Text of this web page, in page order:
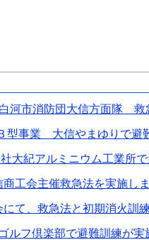
白河市消防団大信方面隊 救
型事業 大信やまゆりで避
大紀アルミニウム工業所
商工会主催救急法を実施しま
て、救急法と初期消火訓
ルフ倶楽部で避難訓練が実